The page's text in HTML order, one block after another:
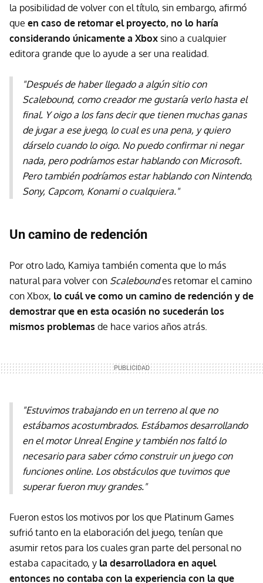
la posibilidad de volver con el título, sin embargo, afirmó
que en caso de retomar el proyecto, no lo haría
considerando únicamente a Xbox sino a cualquier
editora grande que lo ayude a ser una realidad.
"Después de haber llegado a algún sitio con
Scalebound, como creador me gustaría verlo hasta el
final. Y oigo a los fans decir que tienen muchas ganas
de jugar a ese juego, lo cual es una pena, y quiero
dárselo cuando lo oigo. No puedo confirmar ni negar
nada, pero podríamos estar hablando con Microsoft.
Pero también podríamos estar hablando con Nintendo,
Sony, Capcom, Konami o cualquiera."
Un camino de redención
Por otro lado, Kamiya también comenta que lo más
natural para volver con Scaleboundes retomar el camino
con Xbox, lo cuál ve como un camino de redención y de
demostrar que en esta ocasión no sucederán los
mismos problemas de hace varios años atrás.
"Estuvimos trabajando en un terreno al que no
estábamos acostumbrados. Estábamos desarrollando
en el motor Unreal Engine y también nos faltó lo
necesario para saber cómo construir un juego con
funciones online. Los obstáculos que tuvimos que
superar fueron muy grandes."
Fueron estos los motivos por los que Platinum Games
sufrió tanto en la elaboración del juego, tenían que
asumir retos para los cuales gran parte del personal no
estaba capacitado, y la desarrolladora en aquel
entonces no contaba con la experiencia con la que